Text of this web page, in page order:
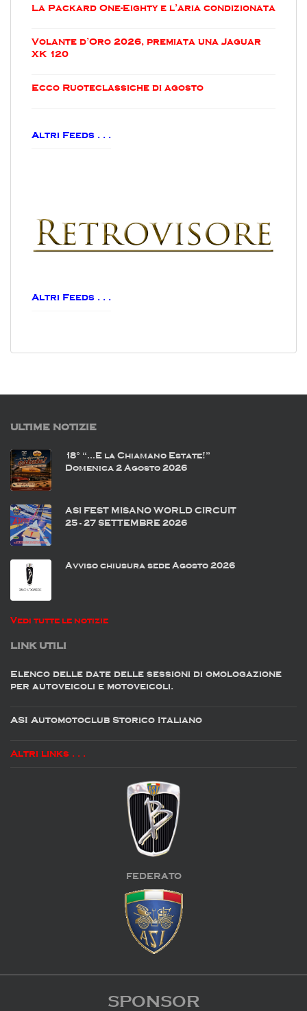
La Packard One-Eighty e l’aria condizionata
Volante d’Oro 2026, premiata una Jaguar
XK 120
Ecco Ruoteclassiche di agosto
Altri Feeds . . .
Altri Feeds . . .
ULTIME NOTIZIE
18° “…E la Chiamano Estate!”
Domenica 2 Agosto 2026
ASI FEST MISANO WORLD CIRCUIT
25 - 27 SETTEMBRE 2026
Avviso chiusura sede Agosto 2026
Vedi tutte le notizie
LINK UTILI
Elenco delle date delle sessioni di omologazione
per autoveicoli e motoveicoli.
ASI Automotoclub Storico Italiano
Altri links . . .
FEDERATO
SPONSOR